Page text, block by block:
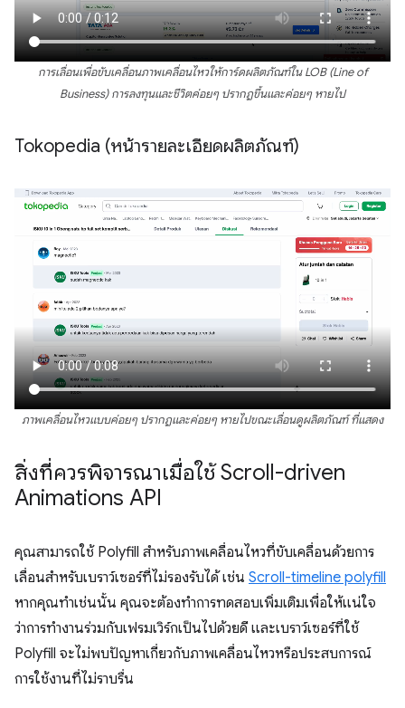
การเลื่อนเพื่อขับเคลื่อนภาพเคลื่อนไหวให้การ์ดผลิตภัณฑ์ใน LOB (Line of
Business) การลงทุนและชีวิตค่อยๆ ปรากฏขึ้นและค่อยๆ หายไป
Tokopedia (หน้ารายละเอียดผลิตภัณฑ์)
ภาพเคลื่อนไหวแบบค่อยๆ ปรากฏและค่อยๆ หายไปขณะเลื่อนดูผลิตภัณฑ์ ที่แสดง
สิ่งที่ควรพิจารณาเมื่อใช้ Scroll-driven
Animations API
คุณสามารถใช้ Polyfill สำหรับภาพเคลื่อนไหวที่ขับเคลื่อนด้วยการ
เลื่อนสำหรับเบราว์เซอร์ที่ไม่รองรับได้ เช่น Scroll-timeline polyfill
หากคุณทำเช่นนั้น คุณจะต้องทำการทดสอบเพิ่มเติมเพื่อให้แน่ใจ
ว่าการทำงานร่วมกับเฟรมเวิร์กเป็นไปด้วยดี และเบราว์เซอร์ที่ใช้
Polyfill จะไม่พบปัญหาเกี่ยวกับภาพเคลื่อนไหวหรือประสบการณ์
การใช้งานที่ไม่ราบรื่น